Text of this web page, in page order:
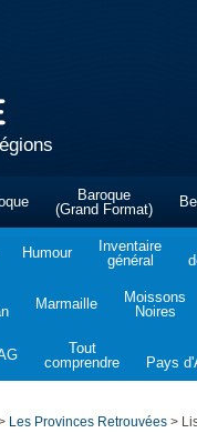
Baroque
(Grand Format)
Humour
Inventaire
général
Marmaille
Moissons
Noires
Tout
comprendre
Pays
Les Provinces Retrouvées >